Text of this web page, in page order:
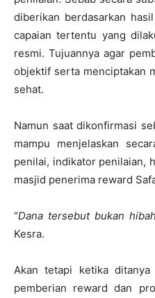
diberikan berdasarkan
capaian tertentu yang
resmi. Tujuannya agar
objektif serta menciptakan
sehat.
Namun saat dikonfirmasi
mampu menjelaskan
penilai, indikator penilaian,
masjid penerima reward
“Dana tersebut bukan
Kesra.
Akan tetapi ketika
pemberian reward dan